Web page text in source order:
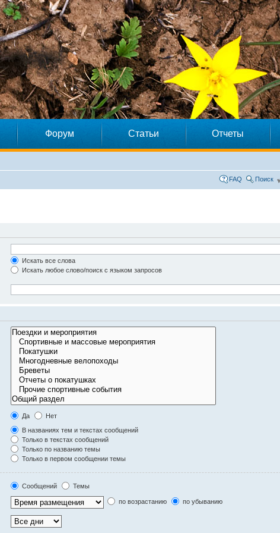
Форум Статьи Отчеты
FAQ Поиск
Искать все слова
Искать любое слово/поиск с языком запросов
Да
Нет
В названиях тем и текстах сообщений
Только в текстах сообщений
Только по названию темы
Только в первом сообщении темы
Сообщений
Темы
по возрастанию по убыванию